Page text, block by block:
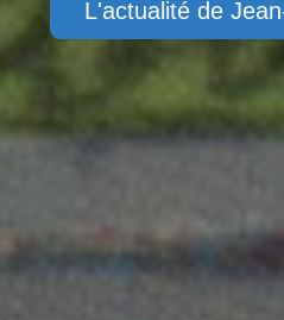
L'actualité de